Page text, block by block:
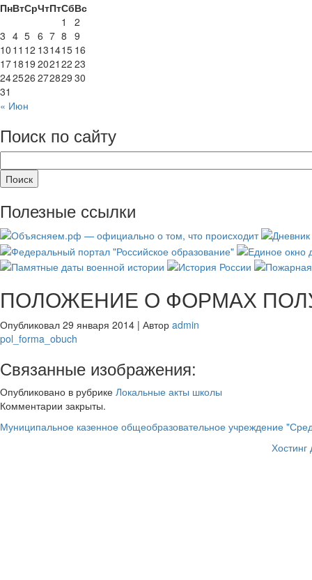
ПнВтСрЧтПтСбВс
1
2
3 4 5 6 7 8 9
10 11 12 131415 16
171819 2021 22 23
242526 272829 30
31
« Июн
Поиск по сайту
Полезные ссылки
ПОЛОЖЕНИЕ О ФОРМАХ
Опубликовал 29 января 2014 | Автор admin
pol_forma_obuch
Связанные изображения:
Опубликовано в рубрике Локальные акты школы
Комментарии закрыты.
Муниципальное казенное общеобразовательное учреждение
Хостинг